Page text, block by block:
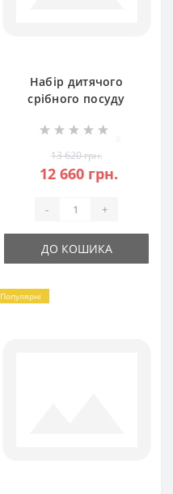
Набір дитячого
срібного посуду
13 620 грн.
12 660 грн.
- +
ДО КОШИКА
Популярні